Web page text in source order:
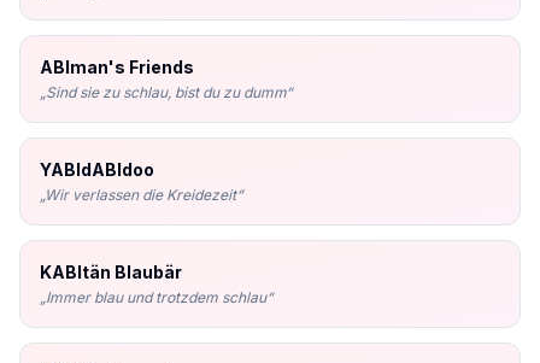
ABIman's Friends
„Sind sie zu schlau, bist du zu dumm“
YABIdABIdoo
„Wir verlassen die Kreidezeit“
KABItän Blaubär
„Immer blau und trotzdem schlau“